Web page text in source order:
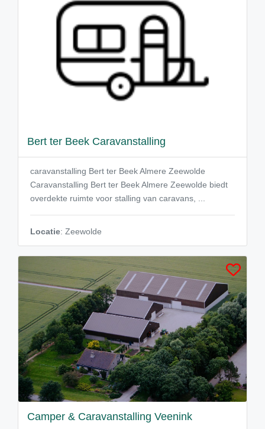
Bert ter Beek Caravanstalling
caravanstalling Bert ter Beek Almere Zeewolde
Caravanstalling Bert ter Beek Almere Zeewolde biedt
overdekte ruimte voor stalling van caravans, ...
Locatie: Zeewolde
Camper & Caravanstalling Veenink